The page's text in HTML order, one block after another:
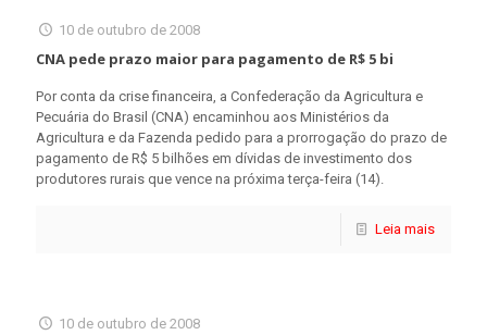
10 de outubro de 2008
CNA pede prazo maior para pagamento de R$ 5 bi
Por conta da crise financeira, a Confederação da Agricultura e
Pecuária do Brasil (CNA) encaminhou aos Ministérios da
Agricultura e da Fazenda pedido para a prorrogação do prazo de
pagamento de R$ 5 bilhões em dívidas de investimento dos
produtores rurais que vence na próxima terça-feira (14).
Leia mais
10 de outubro de 2008